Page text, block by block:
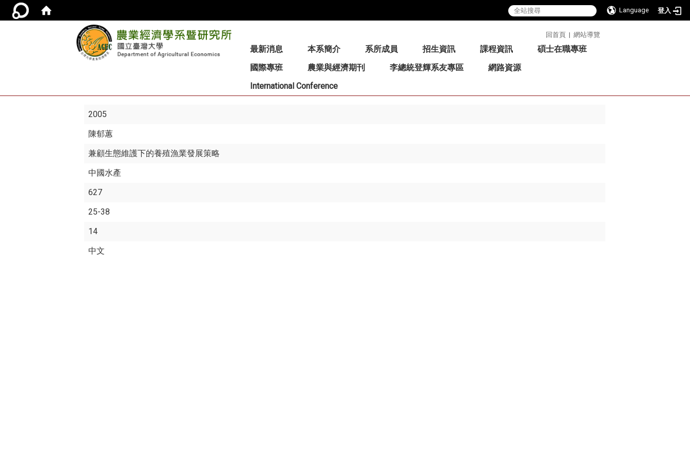
Language 登入
回首頁 | 網站導覽
最新消息 本系簡介 系所成員 招生資訊 課程資訊
碩士在職專班
國際專班
農業與經濟期刊 李總統登輝系友專區
網路資源
International Conference
2005
陳郁蕙
兼顧生態維護下的養殖漁業發展策略
中國水產
627
25-38
14
中文